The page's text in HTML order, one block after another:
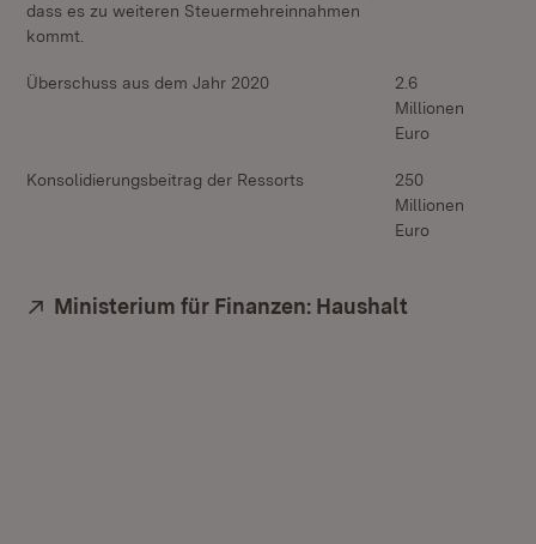
dass es zu weiteren Steuermehreinnahmen
kommt.
Überschuss aus dem Jahr 2020
2.6
Millionen
Euro
Konsolidierungsbeitrag der Ressorts
250
Millionen
Euro
Extern:
Ministerium für Finanzen: Haushalt